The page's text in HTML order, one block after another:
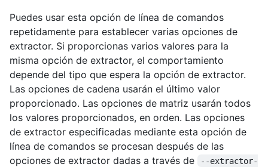
Puedes usar esta opción de línea de comandos
repetidamente para establecer varias opciones de
extractor. Si proporcionas varios valores para la
misma opción de extractor, el comportamiento
depende del tipo que espera la opción de extractor.
Las opciones de cadena usarán el último valor
proporcionado. Las opciones de matriz usarán todos
los valores proporcionados, en orden. Las opciones
de extractor especificadas mediante esta opción de
línea de comandos se procesan después de las
opciones de extractor dadas a través de
--extractor-